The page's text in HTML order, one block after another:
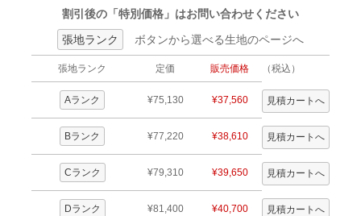
割引後の「特別価格」はお問い合わせください
張地ランク
ボタンから選べる生地のページへ
張地ランク 定価 販売価格 （税込）
Aランク ¥75,130 ¥37,560
Bランク ¥77,220 ¥38,610
Cランク ¥79,310 ¥39,650
Dランク ¥81,400 ¥40,700